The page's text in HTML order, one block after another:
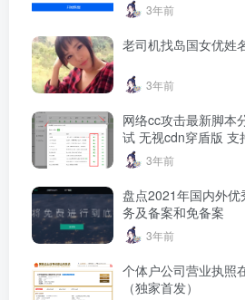
3年前
老司机找岛国女优姓
3年前
网络cc攻击最新脚本
试 无视cdn穿盾版 支
3年前
盘点2021年国内外
务及备案和免备案
3年前
个体户公司营业执照
（独家首发）